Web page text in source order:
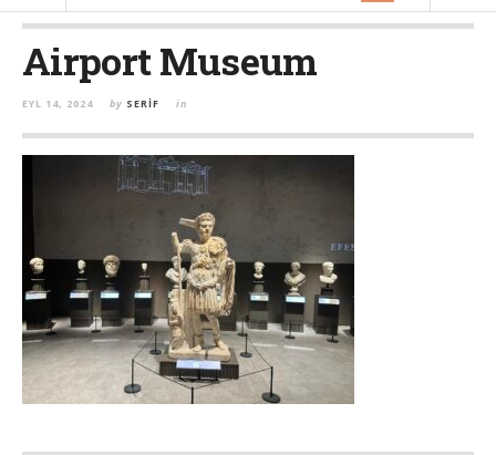
Airport Museum
EYL 14, 2024 by SERIF in